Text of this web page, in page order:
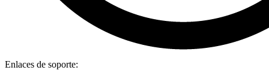
Enlaces de soporte: